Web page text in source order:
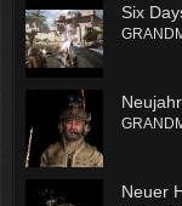
Six
Neujahr
Neuer